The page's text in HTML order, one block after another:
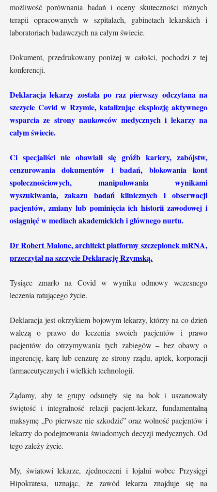
możliwość porównania badań i oceny skuteczności różnych
terapii opracowanych w szpitalach, gabinetach lekarskich i
laboratoriach badawczych na całym świecie.
Dokument, przedrukowany poniżej w całości, pochodzi z tej
konferencji.
Deklaracja lekarzy została po raz pierwszy odczytana na
szczycie Covid w Rzymie, katalizując eksplozję aktywnego
wsparcia ze strony naukowców medycznych i lekarzy na
całym świecie.
Ci specjaliści nie obawiali się gróźb kariery, zabójstw,
cenzurowania dokumentów i badań, blokowania kont
społecznościowych, manipulowania wynikami
wyszukiwania, zakazu badań klinicznych i obserwacji
pacjentów, zmiany lub pominięcia ich historii zawodowej i
osiągnięć w mediach akademickich i głównego nurtu.
Dr Robert Malone, architekt platformy szczepionek mRNA,
przeczytał na szczycie Deklarację Rzymską.
Tysiące zmarło na Covid w wyniku odmowy wczesnego
leczenia ratującego życie.
Deklaracja jest okrzykiem bojowym lekarzy, którzy na co dzień
walczą o prawo do leczenia swoich pacjentów i prawo
pacjentów do otrzymywania tych zabiegów – bez obawy o
ingerencję, karę lub cenzurę ze strony rządu, aptek, korporacji
farmaceutycznych i wielkich technologii.
Żądamy, aby te grupy odsunęły się na bok i uszanowały
świętość i integralność relacji pacjent-lekarz, fundamentalną
maksymę „Po pierwsze nie szkodzić” oraz wolność pacjentów i
lekarzy do podejmowania świadomych decyzji medycznych. Od
tego zależy życie.
My, światowi lekarze, zjednoczeni i lojalni wobec Przysięgi
Hipokratesa, uznając, że zawód lekarza znajduje się na